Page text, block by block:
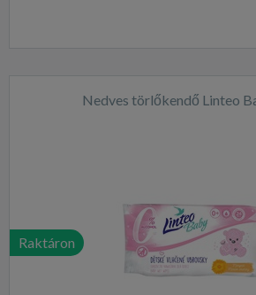
Nedves törlőkendő Linteo
Raktáron